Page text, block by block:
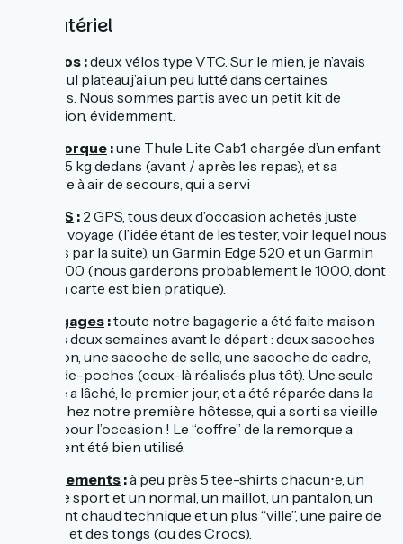
Le matériel
Les vélos :deux vélos type VTC. Sur le mien, je n’avais
qu’un seul plateau,j’ai un peu lutté dans certaines
montées. Nous sommes partis avec un petit kit de
réparation, évidemment.
La remorque :une Thule Lite Cab1, chargée d’un enfant
de 12 à 15 kg dedans (avant / après les repas), et sa
chambre à air de secours, qui a servi
Les GPS : 2 GPS, tous deux d’occasion achetés juste
avant le voyage (l’idée étant de les tester, voir lequel nous
gardons par la suite), un Garmin Edge 520 et un Garmin
Edge 1000 (nous garderons probablement le 1000, dont
la vision carte est bien pratique).
Les bagages :toute notre bagagerie a été faite maison
dans les deux semaines avant le départ : deux sacoches
de guidon, une sacoche de selle, une sacoche de cadre,
deux vide-poches (ceux-là réalisés plus tôt). Une seule
couture a lâché, le premier jour, et a été réparée dans la
foulée chez notre première hôtesse, qui a sorti sa vieille
Singer pour l’occasion ! Le “coffre” de la remorque a
également été bien utilisé.
Les vêtements :à peu près 5 tee-shirts chacun⋅e, un
short de sport et un normal, un maillot, un pantalon, un
vêtement chaud technique et un plus “ville”, une paire de
baskets et des tongs (ou des Crocs).